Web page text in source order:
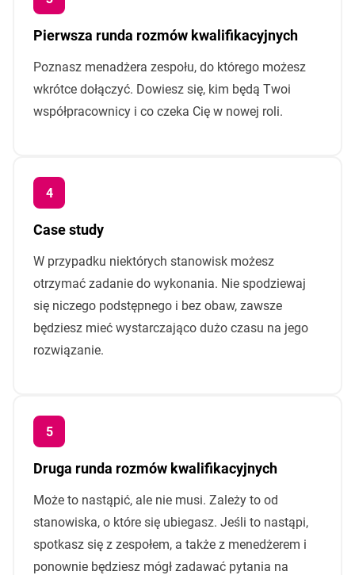
Pierwsza runda rozmów kwalifikacyjnych
Poznasz menadżera zespołu, do którego możesz
wkrótce dołączyć. Dowiesz się, kim będą Twoi
współpracownicy i co czeka Cię w nowej roli.
Case study
W przypadku niektórych stanowisk możesz
otrzymać zadanie do wykonania. Nie spodziewaj
się niczego podstępnego i bez obaw, zawsze
będziesz mieć wystarczająco dużo czasu na jego
rozwiązanie.
Druga runda rozmów kwalifikacyjnych
Może to nastąpić, ale nie musi. Zależy to od
stanowiska, o które się ubiegasz. Jeśli to nastąpi,
spotkasz się z zespołem, a także z menedżerem i
ponownie będziesz mógł zadawać pytania na